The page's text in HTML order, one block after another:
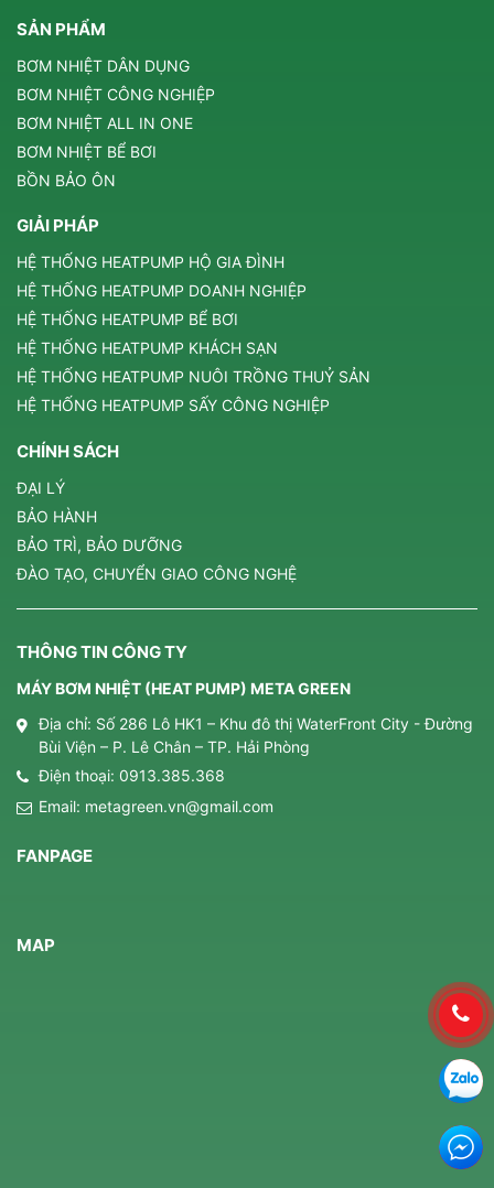
SẢN PHẨM
BƠM NHIỆT DÂN DỤNG
BƠM NHIỆT CÔNG NGHIỆP
BƠM NHIỆT ALL IN ONE
BƠM NHIỆT BỂ BƠI
BỒN BẢO ÔN
GIẢI PHÁP
HỆ THỐNG HEATPUMP HỘ GIA ĐÌNH
HỆ THỐNG HEATPUMP DOANH NGHIỆP
HỆ THỐNG HEATPUMP BỂ BƠI
HỆ THỐNG HEATPUMP KHÁCH SẠN
HỆ THỐNG HEATPUMP NUÔI TRỒNG THUỶ SẢN
HỆ THỐNG HEATPUMP SẤY CÔNG NGHIỆP
CHÍNH SÁCH
ĐẠI LÝ
BẢO HÀNH
BẢO TRÌ, BẢO DƯỠNG
ĐÀO TẠO, CHUYỂN GIAO CÔNG NGHỆ
THÔNG TIN CÔNG TY
MÁY BƠM NHIỆT (HEAT PUMP) META GREEN
Địa chỉ: Số 286 Lô HK1 – Khu đô thị WaterFront City - Đường
Bùi Viện – P. Lê Chân – TP. Hải Phòng
Điện thoại: 0913.385.368
Email: metagreen.vn@gmail.com
FANPAGE
MAP